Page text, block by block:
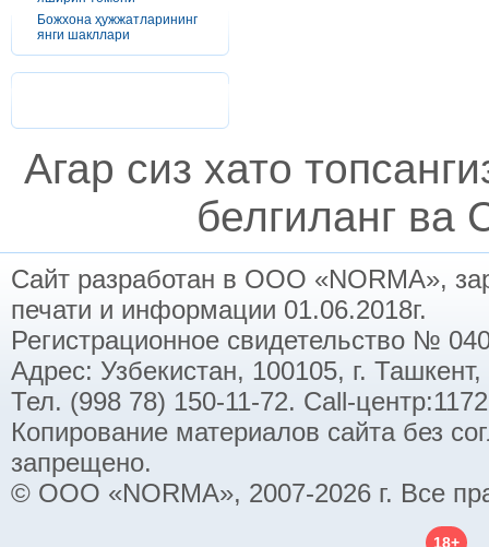
Божхона ҳужжатларининг
янги шакллари
Агар сиз хато
белгиланг ва
Сайт разработан в ООО «NORMA»,
печати и информации 01.06.2018г.
Регистрационное свидетельство №
Адрес: Узбекистан, 100105, г.
Тел. (998 78) 150-11-72. Call-
Копирование материалов сайта без
запрещено.
© ООО «NORMA», 2007-2026 г. Все
18+